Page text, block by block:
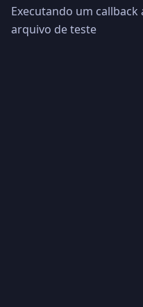
Executando um callback
arquivo de teste